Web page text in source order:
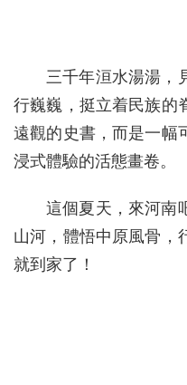
三千年洹水湯湯，
行巍巍，挺立着民族的
遠觀的史書，而是一幅
浸式體驗的活態畫卷。
這個夏天，來河南
山河，體悟中原風骨，
就到家了！